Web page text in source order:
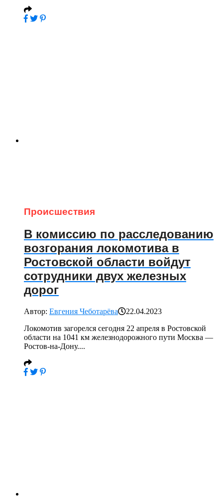
Происшествия
В комиссию по расследованию
возгорания локомотива в
Ростовской области войдут
сотрудники двух железных
дорог
Автор: Евгения Чеботарёва
22.04.2023
Локомотив загорелся сегодня 22 апреля в Ростовской
области на 1041 км железнодорожного пути Москва —
Ростов-на-Дону....